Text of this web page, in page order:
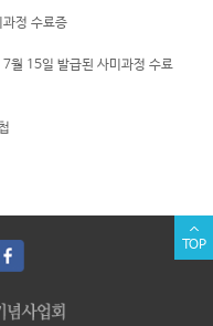
정 수료증
월 15일 발급된 사미과정 수료
TOP